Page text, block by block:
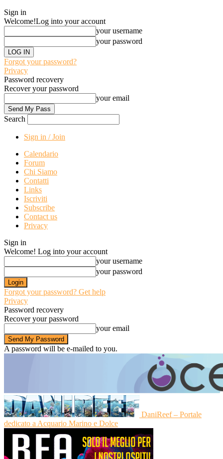
Sign in
Welcome!Log into your account
your username
your password
Forgot your password?
Privacy
Password recovery
Recover your password
your email
Search
Sign in / Join
Calendario
Forum
Chi Siamo
Contatti
Links
Iscriviti
Subscribe
Contact us
Privacy
Sign in
Welcome! Log into your account
your username
your password
Forgot your password? Get help
Privacy
Password recovery
Recover your password
your email
A password will be e-mailed to you.
DaniReef – Portale
dedicato a Acquario Marino e Dolce